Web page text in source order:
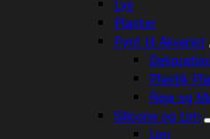
Lys
Planter
Pynt til Akvariet
Plastik
Reje og
Silicone og Lim
Lim